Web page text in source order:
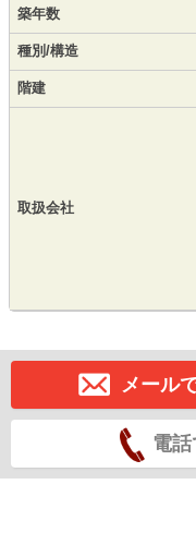
築年数
種別/構造
階建
取扱会社
メール
電